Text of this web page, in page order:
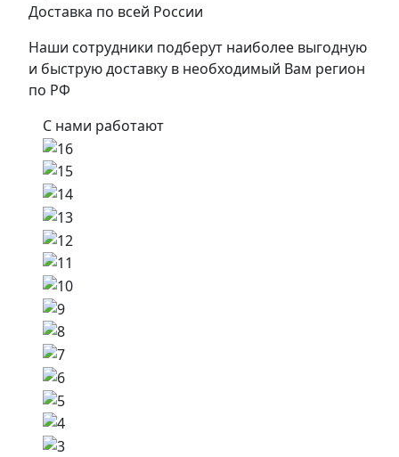
Доставка по всей России
Наши сотрудники подберут наиболее выгодную
и быструю доставку в необходимый Вам регион
по РФ
С нами работают